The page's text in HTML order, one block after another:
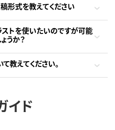
形式を教えてください
トを使いたいのですが可能
うか？
教えてください。
イド